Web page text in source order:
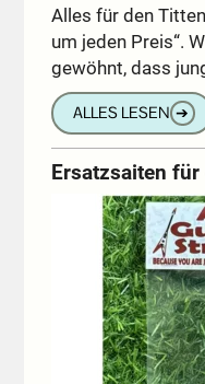
Alles für den
um jeden Preis“.
gewöhnt, dass
ALLES LESEN ➔
Ersatzsaiten